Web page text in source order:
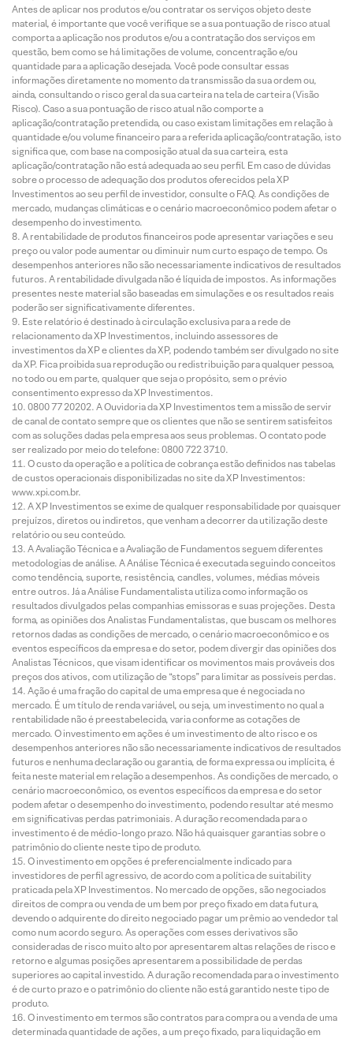
Antes de aplicar nos produtos e/ou contratar os serviços objeto deste
material, é importante que você verifique se a sua pontuação de risco atual
comporta a aplicação nos produtos e/ou a contratação dos serviços em
questão, bem como se há limitações de volume, concentração e/ou
quantidade para a aplicação desejada. Você pode consultar essas
informações diretamente no momento da transmissão da sua ordem ou,
ainda, consultando o risco geral da sua carteira na tela de carteira (Visão
Risco). Caso a sua pontuação de risco atual não comporte a
aplicação/contratação pretendida, ou caso existam limitações em relação à
quantidade e/ou volume financeiro para a referida aplicação/contratação, isto
significa que, com base na composição atual da sua carteira, esta
aplicação/contratação não está adequada ao seu perfil. Em caso de dúvidas
sobre o processo de adequação dos produtos oferecidos pela XP
Investimentos ao seu perfil de investidor, consulte o FAQ. As condições de
mercado, mudanças climáticas e o cenário macroeconômico podem afetar o
desempenho do investimento.
A rentabilidade de produtos financeiros pode apresentar variações e seu
preço ou valor pode aumentar ou diminuir num curto espaço de tempo. Os
desempenhos anteriores não são necessariamente indicativos de resultados
futuros. A rentabilidade divulgada não é líquida de impostos. As informações
presentes neste material são baseadas em simulações e os resultados reais
poderão ser significativamente diferentes.
Este relatório é destinado à circulação exclusiva para a rede de
relacionamento da XP Investimentos, incluindo assessores de
investimentos da XP e clientes da XP, podendo também ser divulgado no site
da XP. Fica proibida sua reprodução ou redistribuição para qualquer pessoa,
no todo ou em parte, qualquer que seja o propósito, sem o prévio
consentimento expresso da XP Investimentos.
0800 77 20202. A Ouvidoria da XP Investimentos tem a missão de servir
de canal de contato sempre que os clientes que não se sentirem satisfeitos
com as soluções dadas pela empresa aos seus problemas. O contato pode
ser realizado por meio do telefone: 0800 722 3710.
O custo da operação e a política de cobrança estão definidos nas tabelas
de custos operacionais disponibilizadas no site da XP Investimentos:
www.xpi.com.br.
A XP Investimentos se exime de qualquer responsabilidade por quaisquer
prejuízos, diretos ou indiretos, que venham a decorrer da utilização deste
relatório ou seu conteúdo.
A Avaliação Técnica e a Avaliação de Fundamentos seguem diferentes
metodologias de análise. A Análise Técnica é executada seguindo conceitos
como tendência, suporte, resistência, candles, volumes, médias móveis
entre outros. Já a Análise Fundamentalista utiliza como informação os
resultados divulgados pelas companhias emissoras e suas projeções. Desta
forma, as opiniões dos Analistas Fundamentalistas, que buscam os melhores
retornos dadas as condições de mercado, o cenário macroeconômico e os
eventos específicos da empresa e do setor, podem divergir das opiniões dos
Analistas Técnicos, que visam identificar os movimentos mais prováveis dos
preços dos ativos, com utilização de “stops” para limitar as possíveis perdas.
Ação é uma fração do capital de uma empresa que é negociada no
mercado. É um título de renda variável, ou seja, um investimento no qual a
rentabilidade não é preestabelecida, varia conforme as cotações de
mercado. O investimento em ações é um investimento de alto risco e os
desempenhos anteriores não são necessariamente indicativos de resultados
futuros e nenhuma declaração ou garantia, de forma expressa ou implícita, é
feita neste material em relação a desempenhos. As condições de mercado, o
cenário macroeconômico, os eventos específicos da empresa e do setor
podem afetar o desempenho do investimento, podendo resultar até mesmo
em significativas perdas patrimoniais. A duração recomendada para o
investimento é de médio-longo prazo. Não há quaisquer garantias sobre o
patrimônio do cliente neste tipo de produto.
O investimento em opções é preferencialmente indicado para
investidores de perfil agressivo, de acordo com a política de suitability
praticada pela XP Investimentos. No mercado de opções, são negociados
direitos de compra ou venda de um bem por preço fixado em data futura,
devendo o adquirente do direito negociado pagar um prêmio ao vendedor tal
como num acordo seguro. As operações com esses derivativos são
consideradas de risco muito alto por apresentarem altas relações de risco e
retorno e algumas posições apresentarem a possibilidade de perdas
superiores ao capital investido. A duração recomendada para o investimento
é de curto prazo e o patrimônio do cliente não está garantido neste tipo de
produto.
O investimento em termos são contratos para compra ou a venda de uma
determinada quantidade de ações, a um preço fixado, para liquidação em